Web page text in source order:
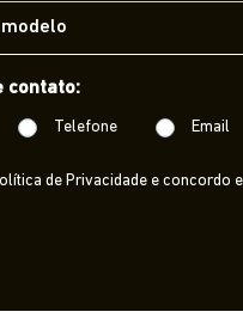
contato:
Telefone Email
de Privacidade e concordo